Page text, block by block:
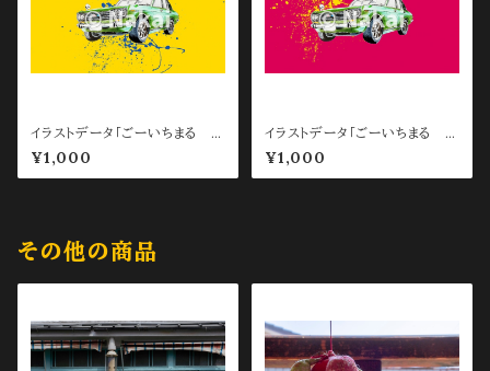
イラストデータ「ごーいちまる P
C待ち受け用 Yellow」
¥1,000
イラストデータ「ごーいちまる P
C待ち受け用 Red」
¥1,000
その他の商品